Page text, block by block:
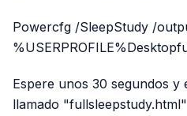
Powercfg /SleepStudy /
Espere unos 30 segundos
llamado